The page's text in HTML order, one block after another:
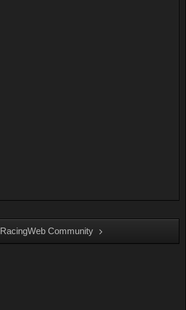
RacingWeb Community